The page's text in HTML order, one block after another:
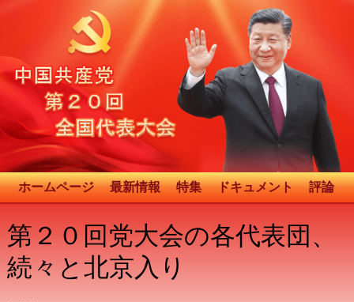
ホームページ 最新情報 特集 ドキュメント 評論
第２０回党大会の各代表団、
続々と北京入り